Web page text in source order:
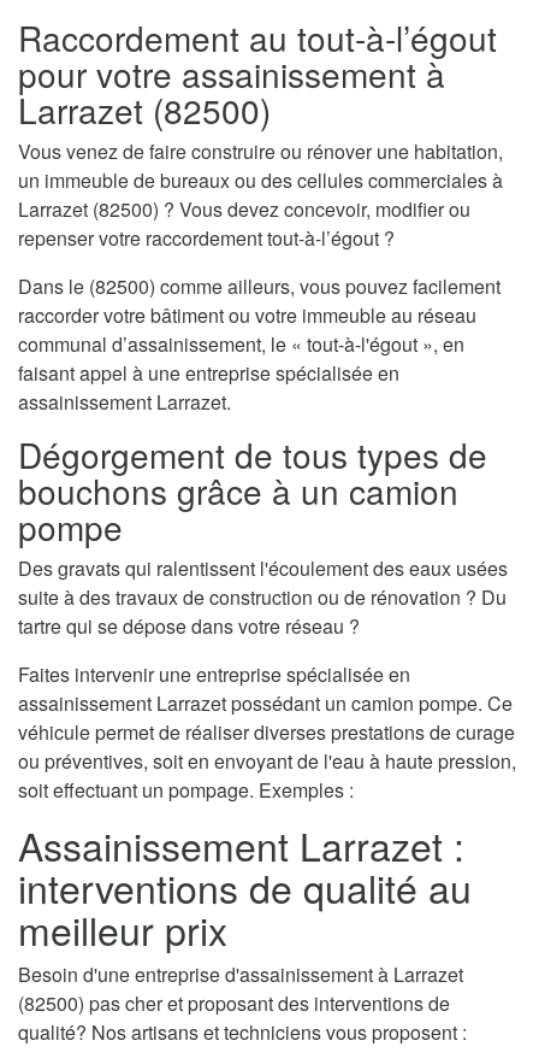
Raccordement au tout-à-l’égout
pour votre assainissement à
Larrazet (82500)
Vous venez de faire construire ou rénover une habitation,
un immeuble de bureaux ou des cellules commerciales à
Larrazet (82500) ? Vous devez concevoir, modifier ou
repenser votre raccordement tout-à-l’égout ?
Dans le (82500) comme ailleurs, vous pouvez facilement
raccorder votre bâtiment ou votre immeuble au réseau
communal d’assainissement, le « tout-à-l'égout », en
faisant appel à une entreprise spécialisée en
assainissement Larrazet.
Dégorgement de tous types de
bouchons grâce à un camion
pompe
Des gravats qui ralentissent l'écoulement des eaux usées
suite à des travaux de construction ou de rénovation ? Du
tartre qui se dépose dans votre réseau ?
Faites intervenir une entreprise spécialisée en
assainissement Larrazet possédant un camion pompe. Ce
véhicule permet de réaliser diverses prestations de curage
ou préventives, soit en envoyant de l'eau à haute pression,
soit effectuant un pompage. Exemples :
Assainissement Larrazet :
interventions de qualité au
meilleur prix
Besoin d'une entreprise d'assainissement à Larrazet
(82500) pas cher et proposant des interventions de
qualité? Nos artisans et techniciens vous proposent :